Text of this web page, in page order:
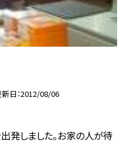
日 2012/08/06
発しました。お家の人が待